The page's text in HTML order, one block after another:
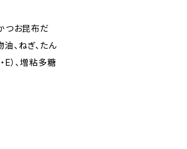
つお昆布だ
、ねぎ、たん
E）、増粘多糖